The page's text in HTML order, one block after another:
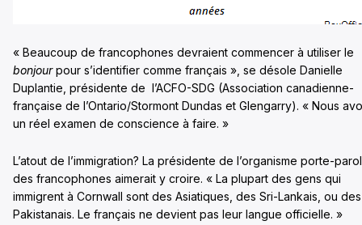
« Beaucoup de francophones devraient commencer à utiliser le
bonjourpour s’identifier comme français », se désole Danielle
Duplantie, présidente de l’ACFO-SDG (Association canadienne-
française de l’Ontario/Stormont Dundas et Glengarry). « Nous
un réel examen de conscience à faire. »
L’atout de l’immigration? La présidente de l’organisme porte-
des francophones aimerait y croire. « La plupart des gens qui
immigrent à Cornwall sont des Asiatiques, des Sri-Lankais, ou des
Pakistanais. Le français ne devient pas leur langue officielle. »